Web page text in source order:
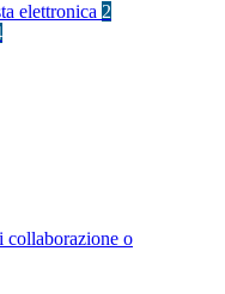
elettronica 2
o